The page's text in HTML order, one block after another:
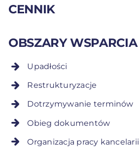
CENNIK
OBSZARY WSPARCIA
Upadłości
Restrukturyzacje
Dotrzymywanie terminów
Obieg dokumentów
Organizacja pracy kancelarii